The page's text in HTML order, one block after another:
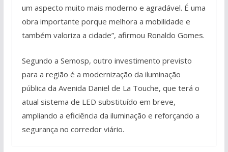
um aspecto muito mais moderno e agradável. É uma
obra importante porque melhora a mobilidade e
também valoriza a cidade”, afirmou Ronaldo Gomes.
Segundo a Semosp, outro investimento previsto
para a região é a modernização da iluminação
pública da Avenida Daniel de La Touche, que terá o
atual sistema de LED substituído em breve,
ampliando a eficiência da iluminação e reforçando a
segurança no corredor viário.